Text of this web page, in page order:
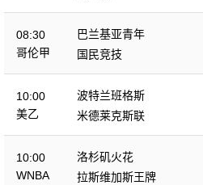
08:30
哥伦甲
巴兰基亚青年
国民竞技
10:00
美乙
波特兰班格斯
米德莱克斯联
10:00
WNBA
洛杉矶火花
拉斯维加斯王牌